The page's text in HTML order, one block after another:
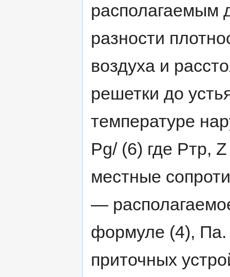
располагаемым
разности
воздуха и
решетки до
температуре
Pg/ (6) где Ртр,
местные
—
формуле (4), Па.
приточных